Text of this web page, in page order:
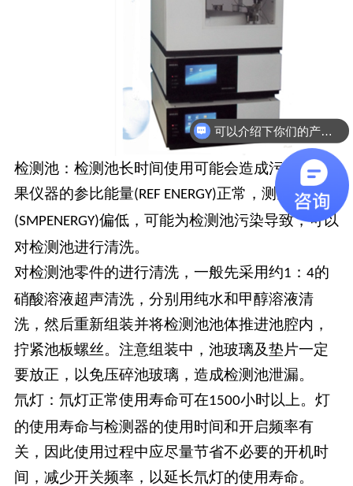
检测池：检测池长时间使用可能会造成污染，如
果仪器的参比能量(REF ENERGY)正常，测量能量
(SMPENERGY)偏低，可能为检测池污染导致，可以
对检测池进行清洗。
对检测池零件的进行清洗，一般先采用约1 ： 4的
硝酸溶液超声清洗，分别用纯水和甲醇溶液清
洗，然后重新组装并将检测池池体推进池腔内，
拧紧池板螺丝。注意组装中，池玻璃及垫片一定
要放正，以免压碎池玻璃，造成检测池泄漏。
氘灯：氘灯正常使用寿命可在1500小时以上。灯
的使用寿命与检测器的使用时间和开启频率有
关，因此使用过程中应尽量节省不必要的开机时
间，减少开关频率，以延长氘灯的使用寿命。
可以介绍下你们的产品么